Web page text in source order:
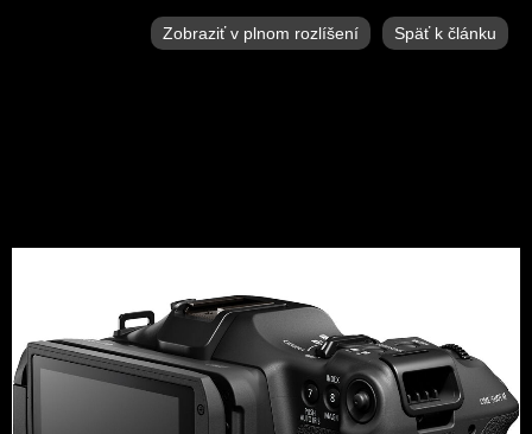
Zobraziť v plnom rozlíšení Späť k článku